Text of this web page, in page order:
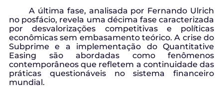
A última fase, analisada por Fernando Ulrich
no posfácio, revela uma décima fase caracterizada
por desvalorizações competitivas e políticas
econômicas sem embasamento teórico. A crise do
Subprime e a implementação do Quantitative
Easing são abordadas como fenômenos
contemporâneos que refletem a continuidade das
práticas questionáveis no sistema financeiro
mundial.